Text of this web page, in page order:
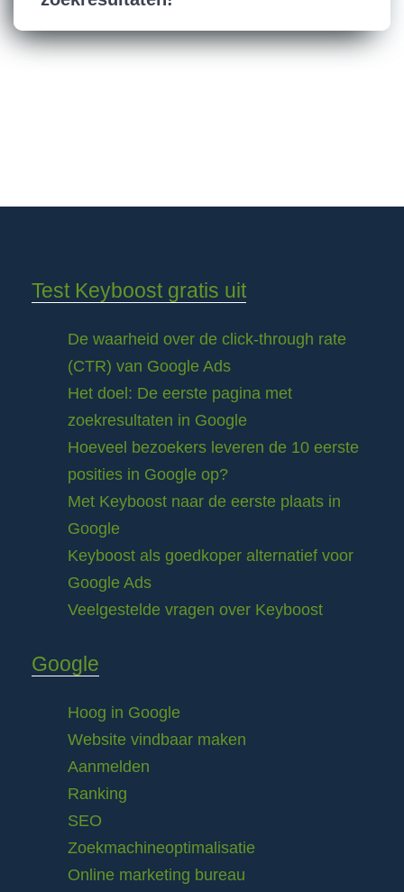
Test Keyboost gratis uit
De waarheid over de click-through rate
(CTR) van Google Ads
Het doel: De eerste pagina met
zoekresultaten in Google
Hoeveel bezoekers leveren de 10 eerste
posities in Google op?
Met Keyboost naar de eerste plaats in
Google
Keyboost als goedkoper alternatief voor
Google Ads
Veelgestelde vragen over Keyboost
Google
Hoog in Google
Website vindbaar maken
Aanmelden
Ranking
SEO
Zoekmachineoptimalisatie
Online marketing bureau